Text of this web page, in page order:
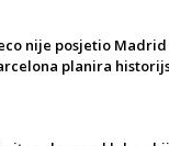
nije posjetio
planira